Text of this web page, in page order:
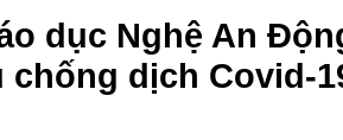
dục Nghệ An
chống dịch Covid-